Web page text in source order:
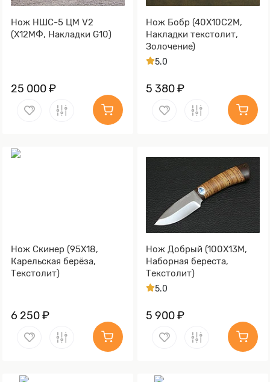
Нож НШС-5 ЦМ V2
(Х12МФ, Накладки G10)
25 000 ₽
Нож Бобр (40Х10С2М,
Накладки текстолит,
Золочение)
5.0
5 380 ₽
Нож Скинер (95Х18,
Карельская берёза,
Текстолит)
6 250 ₽
Нож Добрый (100Х13М,
Наборная береста,
Текстолит)
5.0
5 900 ₽